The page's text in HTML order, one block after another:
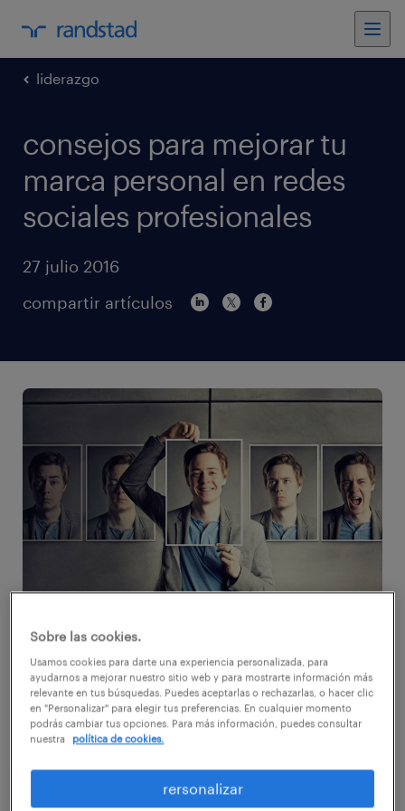
liderazgo
consejos para mejorar tu
marca personal en redes
sociales profesionales
27 julio 2016
compartir artículos
¿Tienes un perfil en Linkedin y te
gustaría sacarle más partido?
No es novedad que esta red se ha convertido
más importantes de internet, con más de 400
Sobre las cookies.
Usamos cookies para darte una experiencia personalizada, para
ayudarnos a mejorar nuestro sitio web y para mostrarte información más
relevante en tus búsquedas. Puedes aceptarlas o rechazarlas, o hacer clic
en "Personalizar" para elegir tus preferencias. En cualquier momento
podrás cambiar tus opciones. Para más información, puedes consultar
nuestra
política de cookies.
rersonalizar